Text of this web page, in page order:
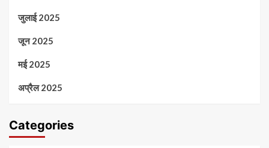
जुलाई 2025
जून 2025
मई 2025
अप्रैल 2025
Categories